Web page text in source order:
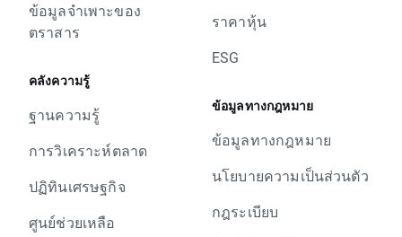
ข้อมูลจำเพาะของ
ตราสาร
คลังความรู้
ฐานความรู้
การวิเคราะห์ตลาด
ปฏิทินเศรษฐกิจ
ศูนย์ช่วยเหลือ
ราคาหุ้น
ESG
ข้อมูลทางกฎหมาย
ข้อมูลทางกฎหมาย
นโยบายความเป็นส่วนตัว
กฎระเบียบ